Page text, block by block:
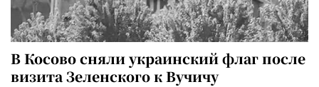
В Косово сняли украинский флаг после
визита Зеленского к Вучичу